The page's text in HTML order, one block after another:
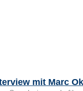
mit Marc